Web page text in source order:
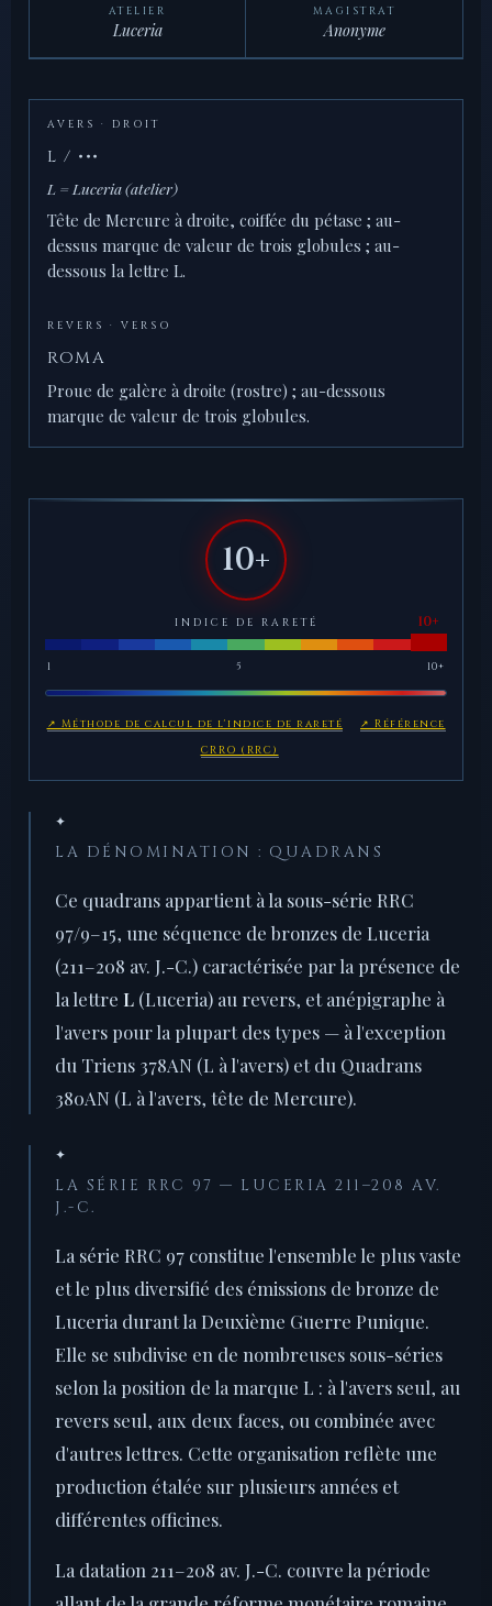
ATELIER
Luceria
MAGISTRAT
Anonyme
AVERS · DROIT
L / •••
L = Luceria (atelier)
Tête de Mercure à droite, coiffée du pétase ; au-
dessus marque de valeur de trois globules ; au-
dessous la lettre L.
REVERS · VERSO
ROMA
Proue de galère à droite (rostre) ; au-dessous
marque de valeur de trois globules.
10+
INDICE DE RARETÉ
1 5 10+
↗ Méthode de calcul de l'indice de rareté
↗ Référence
CRRO (RRC)
✦
LA DÉNOMINATION : QUADRANS
Ce quadrans appartient à la sous-série RRC
97/9–15, une séquence de bronzes de Luceria
(211–208 av. J.-C.) caractérisée par la présence de
la lettre L (Luceria) au revers, et anépigraphe à
l'avers pour la plupart des types — à l'exception
du Triens 378AN (L à l'avers) et du Quadrans
380AN (L à l'avers, tête de Mercure).
✦
LA SÉRIE RRC 97 — LUCERIA 211–208 AV.
J.-C.
La série RRC 97 constitue l'ensemble le plus vaste
et le plus diversifié des émissions de bronze de
Luceria durant la Deuxième Guerre Punique.
Elle se subdivise en de nombreuses sous-séries
selon la position de la marque L : à l'avers seul, au
revers seul, aux deux faces, ou combinée avec
d'autres lettres. Cette organisation reflète une
production étalée sur plusieurs années et
différentes officines.
La datation 211–208 av. J.-C. couvre la période